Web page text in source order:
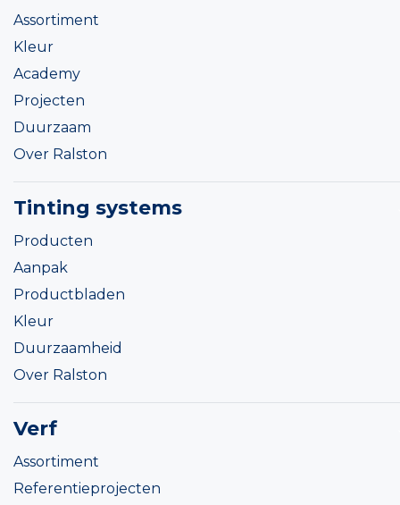
Assortiment
Kleur
Academy
Projecten
Duurzaam
Over Ralston
Tinting systems
Producten
Aanpak
Productbladen
Kleur
Duurzaamheid
Over Ralston
Verf
Assortiment
Referentieprojecten